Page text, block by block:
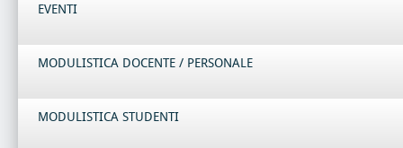
EVENTI
MODULISTICA DOCENTE / PERSONALE
MODULISTICA STUDENTI